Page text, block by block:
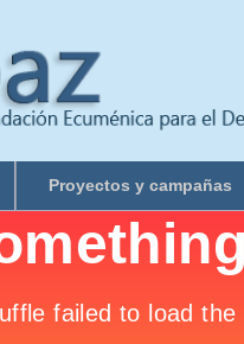
Proyectos y campañas